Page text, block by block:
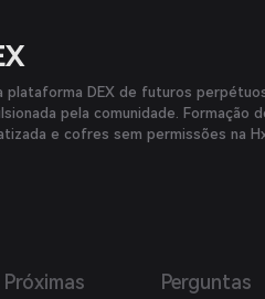
plataforma DEX de futuros
pela comunidade. Formação
e cofres sem permissões na
e executar estratégias de
Próximas
Perguntas